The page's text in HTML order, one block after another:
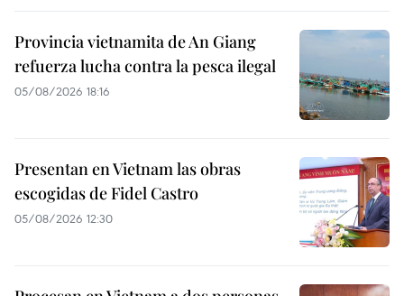
Provincia vietnamita de An Giang
refuerza lucha contra la pesca ilegal
05/08/2026 18:16
Presentan en Vietnam las obras
escogidas de Fidel Castro
05/08/2026 12:30